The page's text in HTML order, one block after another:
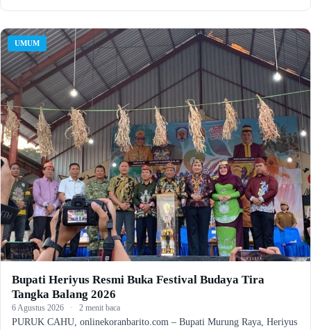
UMUM
Bupati Heriyus Resmi Buka Festival Budaya Tira
Tangka Balang 2026
6 Agustus 2026 · 2 menit baca
PURUK CAHU, onlinekoranbarito.com – Bupati Murung Raya, Heriyus